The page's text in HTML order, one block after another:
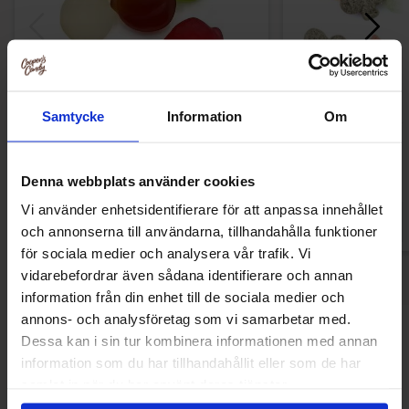
Samtycke Information Om
Denna webbplats använder cookies
Vi använder enhetsidentifierare för att anpassa innehållet
och annonserna till användarna, tillhandahålla funktioner
för sociala medier och analysera vår trafik. Vi
vidarebefordrar även sådana identifierare och annan
information från din enhet till de sociala medier och
annons- och analysföretag som vi samarbetar med.
Dessa kan i sin tur kombinera informationen med annan
information som du har tillhandahållit eller som de har
Frisia Fruit Sugarfree 1.5kg De Bron
Andra gillade